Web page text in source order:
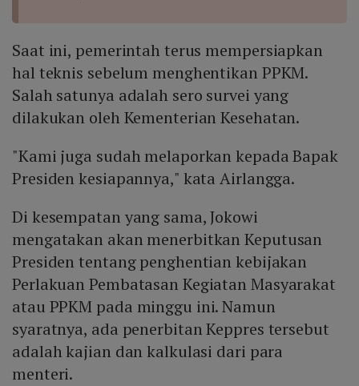
Saat ini, pemerintah terus mempersiapkan
hal teknis sebelum menghentikan PPKM.
Salah satunya adalah sero survei yang
dilakukan oleh Kementerian Kesehatan.
"Kami juga sudah melaporkan kepada Bapak
Presiden kesiapannya," kata Airlangga.
Di kesempatan yang sama, Jokowi
mengatakan akan menerbitkan Keputusan
Presiden tentang penghentian kebijakan
Perlakuan Pembatasan Kegiatan Masyarakat
atau PPKM pada minggu ini. Namun
syaratnya, ada penerbitan Keppres tersebut
adalah kajian dan kalkulasi dari para
menteri.